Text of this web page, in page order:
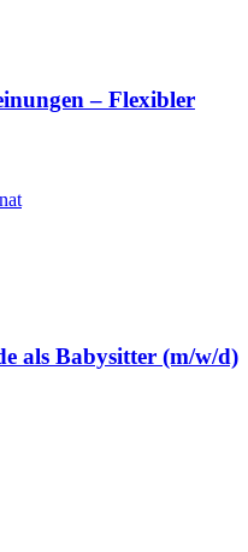
– Flexibler
als Babysitter (m/w/d)